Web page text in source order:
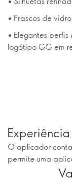
• Frascos de
• Elegantes
logótipo GG em
O aplicador
permite uma